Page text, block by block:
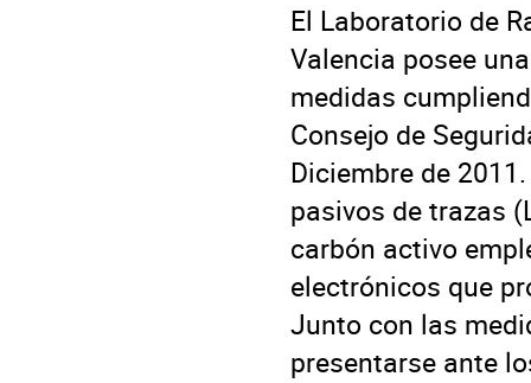
El Laboratorio de
Valencia posee
medidas
Consejo de
Diciembre de
pasivos de trazas
carbón activo
electrónicos que
Junto con las
presentarse ante